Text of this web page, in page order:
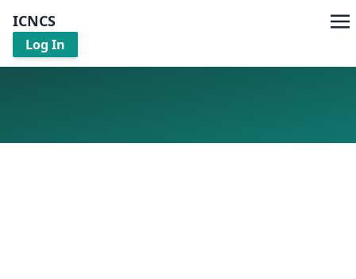
ICNCS
Log In